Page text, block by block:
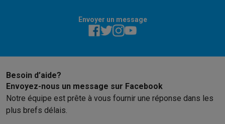
Envoyer un message
Besoin d’aide?
Envoyez-nous un message sur Facebook
Notre équipe est prête à vous fournir une réponse dans les
plus brefs délais.